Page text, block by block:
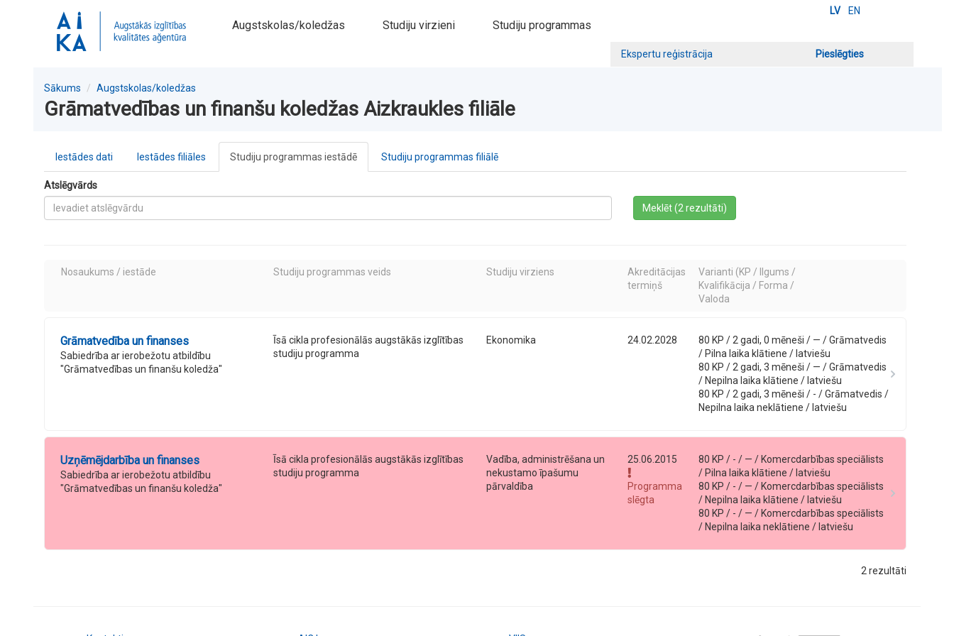
LV EN
Augstskolas/koledžas Studiju virzieni Studiju programmas
Ekspertu reģistrācija Pieslēgties
Sākums Augstskolas/koledžas
Grāmatvedības un finanšu koledžas Aizkraukles filiāle
Iestādes dati Iestādes filiāles Studiju programmas iestādē Studiju programmas filiālē
Atslēgvārds
Meklēt (2 rezultāti)
Nosaukums / iestāde Studiju programmas veids Studiju virziens
Akreditācijas
termiņš
Varianti (KP / Ilgums /
Kvalifikācija / Forma /
Valoda
Grāmatvedība un finanses
Sabiedrība ar ierobežotu atbildību
"Grāmatvedības un finanšu koledža"
Īsā cikla profesionālās augstākās izglītības
studiju programma
Ekonomika 24.02.2028
80 KP / 2 gadi, 0 mēneši / — / Grāmatvedis
/ Pilna laika klātiene / latviešu
80 KP / 2 gadi, 3 mēneši / — / Grāmatvedis
/ Nepilna laika klātiene / latviešu
80 KP / 2 gadi, 3 mēneši / - / Grāmatvedis /
Nepilna laika neklātiene / latviešu
Uzņēmējdarbība un finanses
Sabiedrība ar ierobežotu atbildību
"Grāmatvedības un finanšu koledža"
Īsā cikla profesionālās augstākās izglītības
studiju programma
Vadība, administrēšana un
nekustamo īpašumu
pārvaldība
25.06.2015
Programma
slēgta
80 KP / - / — / Komercdarbības speciālists
/ Pilna laika klātiene / latviešu
80 KP / - / — / Komercdarbības speciālists
/ Nepilna laika klātiene / latviešu
80 KP / - / — / Komercdarbības speciālists
/ Nepilna laika neklātiene / latviešu
2 rezultāti